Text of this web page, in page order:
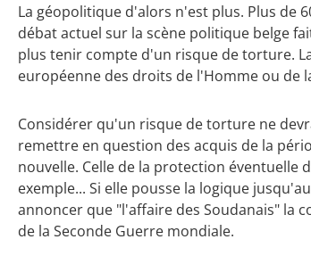
La géopolitique d'alors n'est plus. Plus de
débat actuel sur la scène politique belge
plus tenir compte d'un risque de torture.
européenne des droits de l'Homme ou de
Considérer qu'un risque de torture ne
remettre en question des acquis de la
nouvelle. Celle de la protection éventuelle
exemple... Si elle pousse la logique
annoncer que "l'affaire des Soudanais" la
de la Seconde Guerre mondiale.